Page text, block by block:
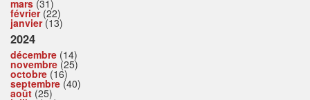
mars(31)
février(22)
janvier(13)
2024
décembre (14)
novembre (25)
octobre (16)
septembre (40)
août (25)